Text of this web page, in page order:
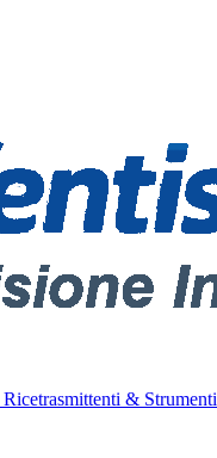
Ricetrasmittenti & Strumenti